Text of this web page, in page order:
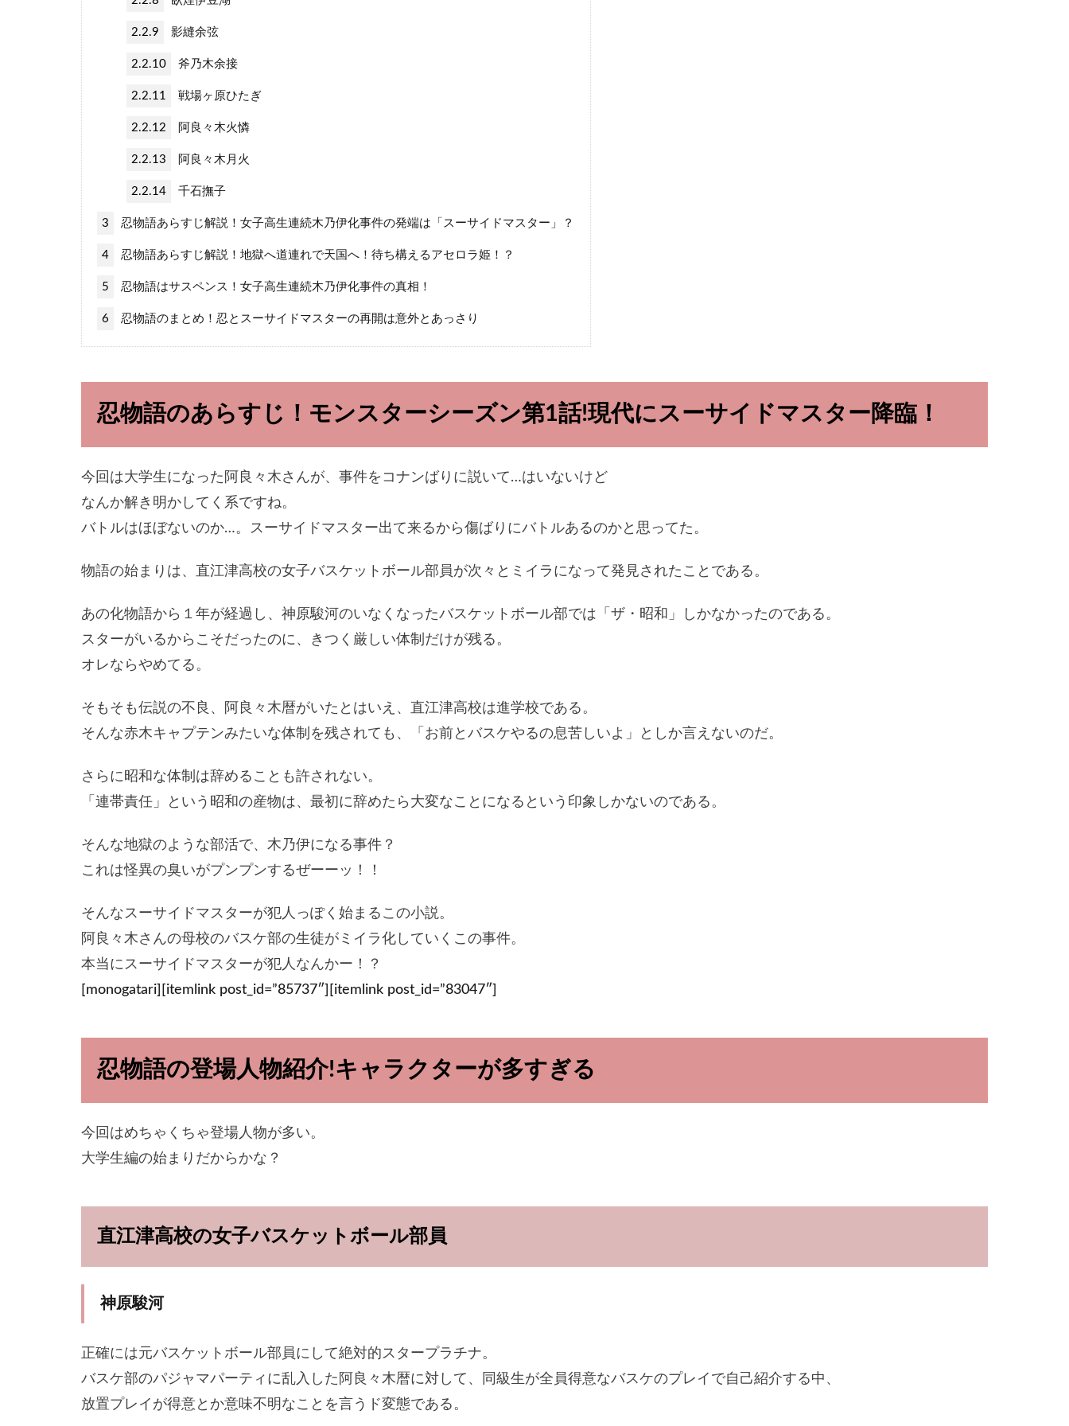
2.2.9 影縫余弦
2.2.10 斧乃木余接
2.2.11 戦場ヶ原ひたぎ
2.2.12 阿良々木火憐
2.2.13 阿良々木月火
2.2.14 千石撫子
3 忍物語あらすじ解説！女子高生連続木乃伊化事件の発端は「スーサイドマスター」？
4 忍物語あらすじ解説！地獄へ道連れで天国へ！待ち構えるアセロラ姫！？
5 忍物語はサスペンス！女子高生連続木乃伊化事件の真相！
6 忍物語のまとめ！忍とスーサイドマスターの再開は意外とあっさり
忍物語のあらすじ！モンスターシーズン第1話!現代にスーサイドマスター降臨！
今回は大学生になった阿良々木さんが、事件をコナンばりに説いて…はいないけど
なんか解き明かしてく系ですね。
バトルはほぼないのか…。スーサイドマスター出て来るから傷ばりにバトルあるのかと思ってた。
物語の始まりは、直江津高校の女子バスケットボール部員が次々とミイラになって発見されたことである。
あの化物語から１年が経過し、神原駿河のいなくなったバスケットボール部では「ザ・昭和」しかなかったのである。
スターがいるからこそだったのに、きつく厳しい体制だけが残る。
オレならやめてる。
そもそも伝説の不良、阿良々木暦がいたとはいえ、直江津高校は進学校である。
そんな赤木キャプテンみたいな体制を残されても、「お前とバスケやるの息苦しいよ」としか言えないのだ。
さらに昭和な体制は辞めることも許されない。
「連帯責任」という昭和の産物は、最初に辞めたら大変なことになるという印象しかないのである。
そんな地獄のような部活で、木乃伊になる事件？
これは怪異の臭いがプンプンするぜーーッ！！
そんなスーサイドマスターが犯人っぽく始まるこの小説。
阿良々木さんの母校のバスケ部の生徒がミイラ化していくこの事件。
本当にスーサイドマスターが犯人なんかー！？
[monogatari][itemlink post_id=”85737″][itemlink post_id=”83047″]
忍物語の登場人物紹介!キャラクターが多すぎる
今回はめちゃくちゃ登場人物が多い。
大学生編の始まりだからかな？
直江津高校の女子バスケットボール部員
神原駿河
正確には元バスケットボール部員にして絶対的スタープラチナ。
バスケ部のパジャマパーティに乱入した阿良々木暦に対して、同級生が全員得意なバスケのプレイで自己紹介する中、
放置プレイが得意とか意味不明なことを言うド変態である。